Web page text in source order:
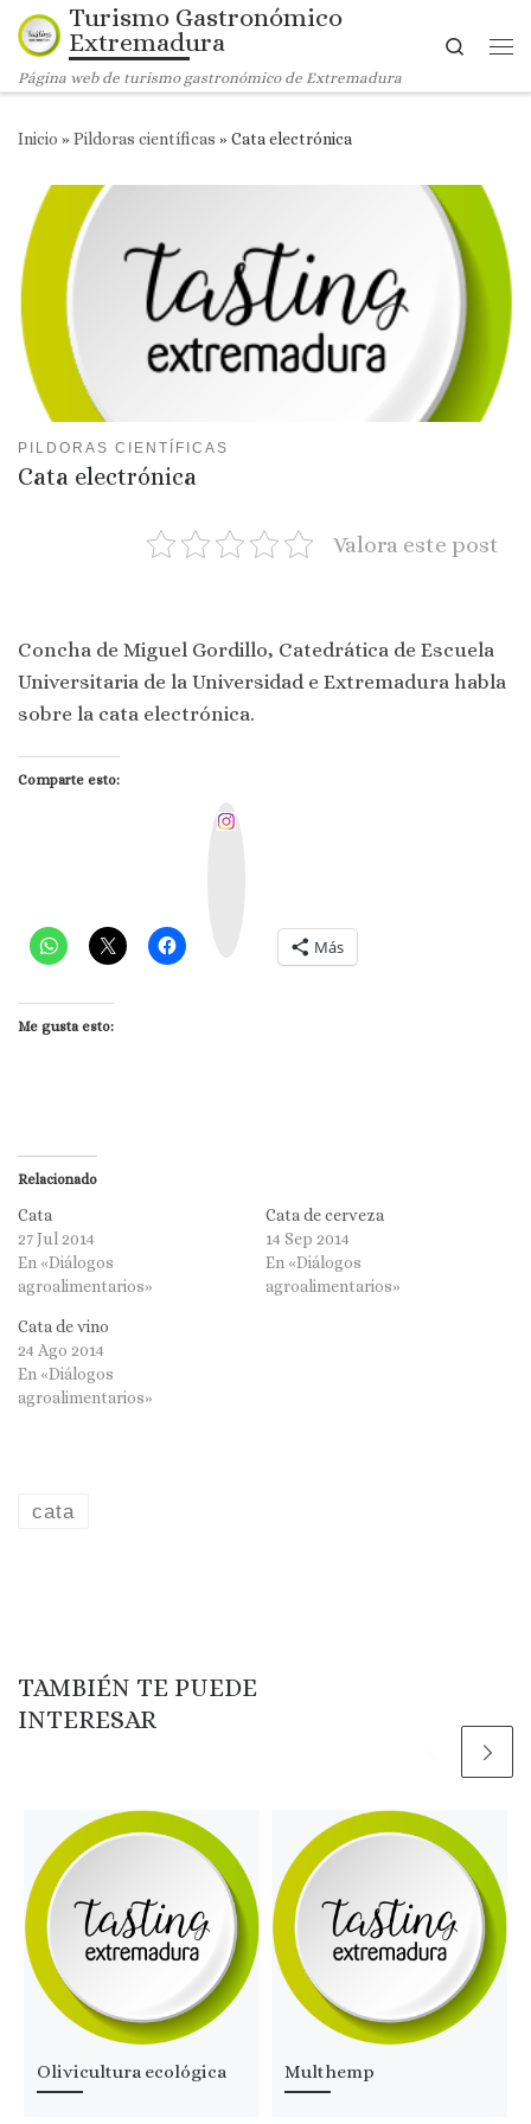
Saltar al contenido
Turismo Gastronómico
Extremadura
Página web de turismo gastronómico de Extremadura
Search
Inicio » Pildoras científicas » Cata electrónica
PILDORAS CIENTÍFICAS
Cata electrónica
Valora este post
Concha de Miguel Gordillo, Catedrática de Escuela
Universitaria de la Universidad e Extremadura habla
sobre la cata electrónica.
Comparte esto:
Más
Me gusta esto:
Relacionado
Cata
27 Jul 2014
En «Diálogos
agroalimentarios»
Cata de cerveza
14 Sep 2014
En «Diálogos
agroalimentarios»
Cata de vino
24 Ago 2014
En «Diálogos
agroalimentarios»
cata
TAMBIÉN TE PUEDE
INTERESAR
Olivicultura ecológica Multhemp